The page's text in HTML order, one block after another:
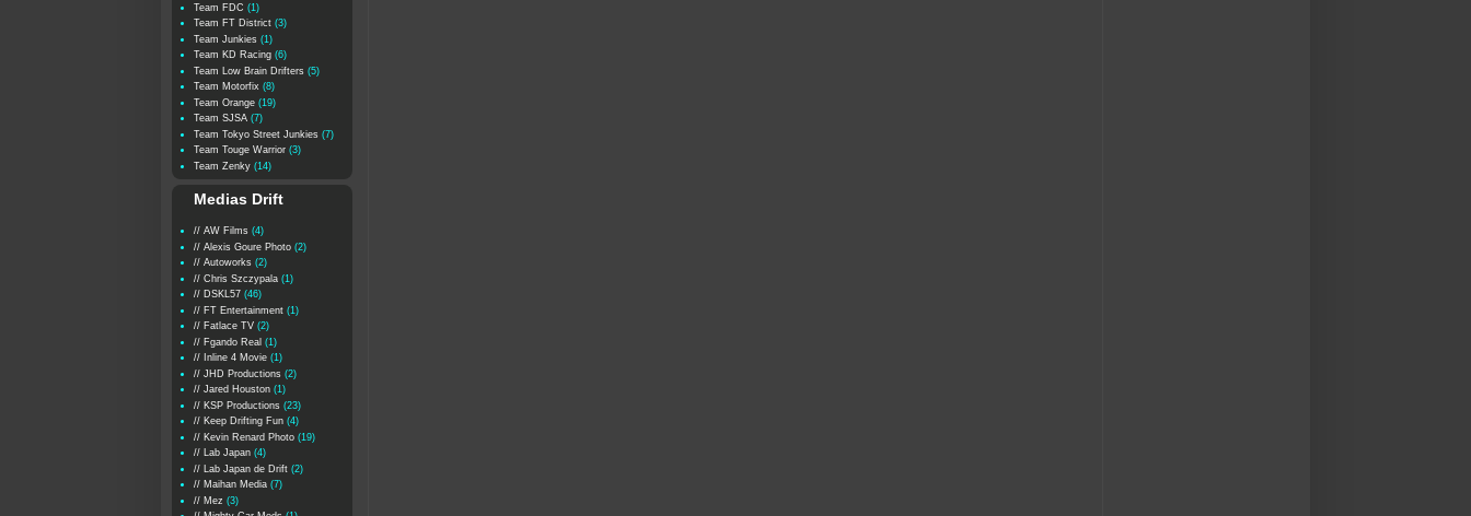
Team FDC (1)
Team FT District (3)
Team Junkies (1)
Team KD Racing (6)
Team Low Brain Drifters (5)
Team Motorfix (8)
Team Orange (19)
Team SJSA (7)
Team Tokyo Street Junkies (7)
Team Touge Warrior (3)
Team Zenky (14)
Medias Drift
// AW Films (4)
// Alexis Goure Photo (2)
// Autoworks (2)
// Chris Szczypala (1)
// DSKL57 (46)
// FT Entertainment (1)
// Fatlace TV (2)
// Fgando Real (1)
// Inline 4 Movie (1)
// JHD Productions (2)
// Jared Houston (1)
// KSP Productions (23)
// Keep Drifting Fun (4)
// Kevin Renard Photo (19)
// Lab Japan (4)
// Lab Japan de Drift (2)
// Maihan Media (7)
// Mez (3)